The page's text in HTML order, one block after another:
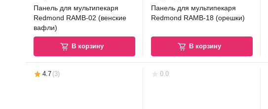
Панель для мультипекаря
Redmond RAMB-02 (венские
вафли)
В корзину
Панель для мультипекаря
Redmond RAMB-18 (орешки)
В корзину
4.7 (3) 0.0